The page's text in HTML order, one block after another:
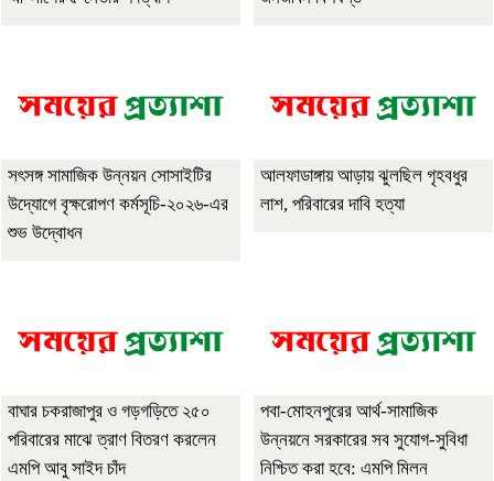
সৎসঙ্গ সামাজিক উন্নয়ন সোসাইটির
উদ্যোগে বৃক্ষরোপণ কর্মসূচি-২০২৬-এর
শুভ উদ্বোধন
আলফাডাঙ্গায় আড়ায় ঝুলছিল গৃহবধুর
লাশ, পরিবারের দাবি হত্যা
বাঘার চকরাজাপুর ও গড়গড়িতে ২৫০
পরিবারের মাঝে ত্রাণ বিতরণ করলেন
এমপি আবু সাইদ চাঁদ
পবা-মোহনপুরের আর্থ-সামাজিক
উন্নয়নে সরকারের সব সুযোগ-সুবিধা
নিশ্চিত করা হবে: এমপি মিলন